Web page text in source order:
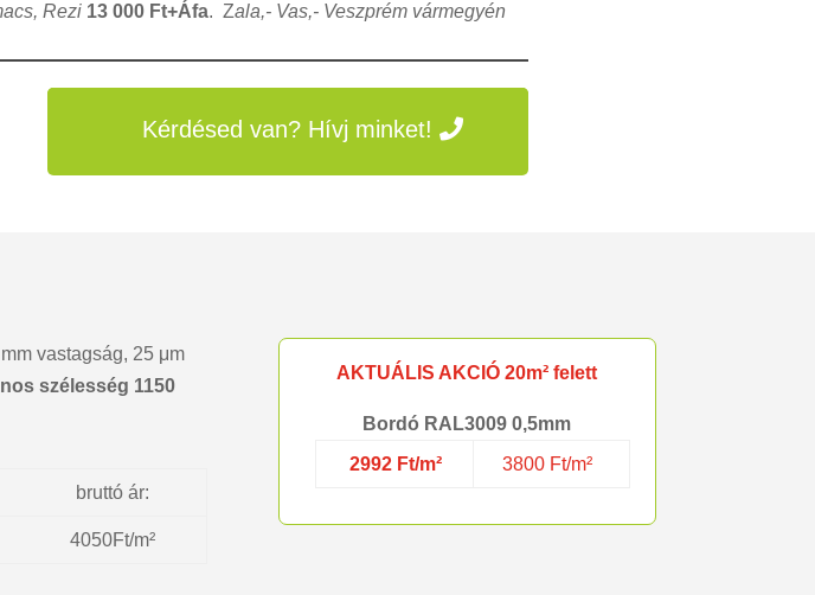
Rezi 13 000 Ft+Áfa. Zala,- Vas,- Veszprém vármegyén
Kérdésed van? Hívj minket!
vastagság, 25 μm
szélesség 1150
bruttó ár:
4050Ft/m²
AKTUÁLIS AKCIÓ 20m² felett
Bordó RAL3009 0,5mm
2992 Ft/m²
3800 Ft/m²